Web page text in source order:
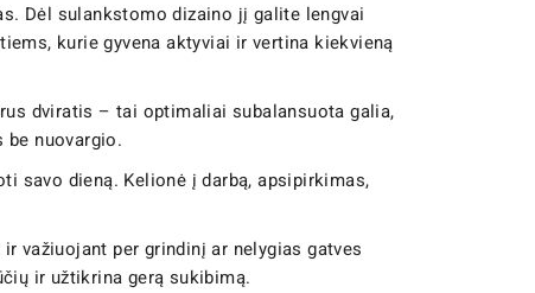
Dėl sulankstomo dizaino jį galite lengvai
kurie gyvena aktyviai ir vertina kiekvieną
dviratis – tai optimaliai subalansuota galia,
nuovargio.
savo dieną. Kelionė į darbą, apsipirkimas,
važiuojant per grindinį ar nelygias gatves
ir užtikrina gerą sukibimą.